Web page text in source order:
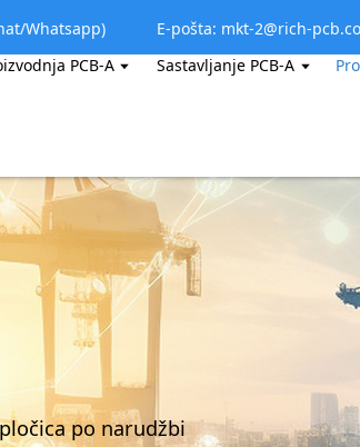
Whatsapp) E-pošta: mkt-2@rich-
PCB-A Sastavljanje PCB-A
po narudžbi